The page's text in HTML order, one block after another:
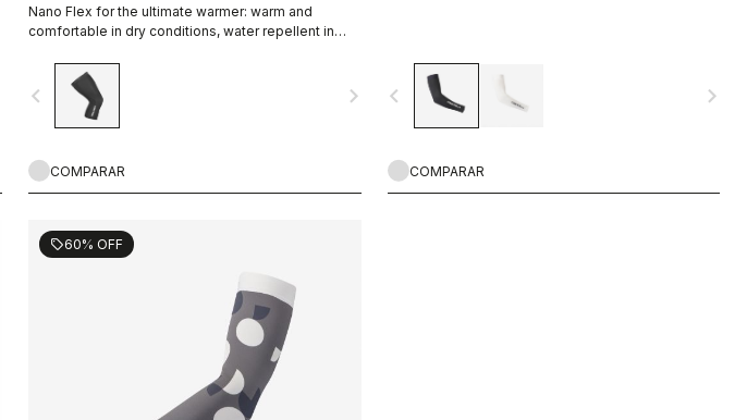
Nano Flex for the ultimate warmer: warm and
comfortable in dry conditions, water repellent in
conditions.
navigate_before navigate_next
COMPARAR
navigate_before navigate_next
COMPARAR
sell60% OFF